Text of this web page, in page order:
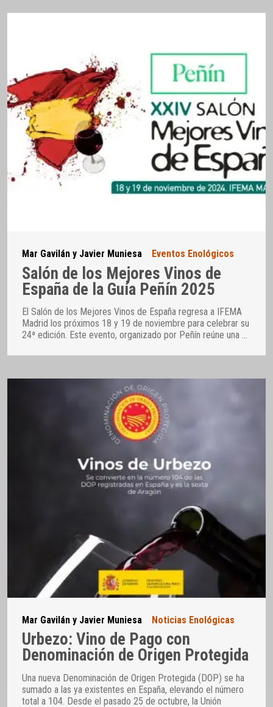
Mar Gavilán y Javier Muniesa Eventos Enológicos
Salón de los Mejores Vinos de
España de la Guía Peñín 2025
El Salón de los Mejores Vinos de España regresa a IFEMA
Madrid los próximos 18 y 19 de noviembre para celebrar su
24ª edición. Este evento, organizado por Peñín reúne una …
Mar Gavilán y Javier Muniesa Noticias Enológicas
Urbezo: Vino de Pago con
Denominación de Origen Protegida
Una nueva Denominación de Origen Protegida (DOP) se ha
sumado a las ya existentes en España, elevando el número
total a 104. Desde el pasado 25 de octubre, la Unión